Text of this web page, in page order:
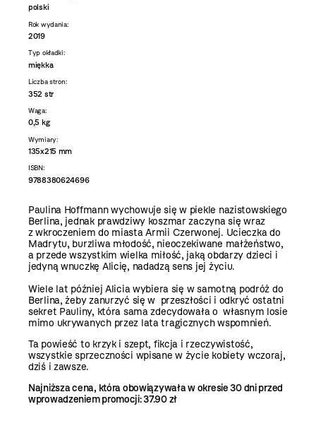
polski
Rok wydania:
2019
Typ okładki:
miękka
Liczba stron:
352 str
Waga:
0,5 kg
Wymiary:
135x215 mm
ISBN:
9788380624696
Paulina Hoffmann wychowuje się w piekle nazistowskiego
Berlina, jednak prawdziwy koszmar zaczyna się wraz
z wkroczeniem do miasta Armii Czerwonej. Ucieczka do
Madrytu, burzliwa młodość, nieoczekiwane małżeństwo,
a przede wszystkim wielka miłość, jaką obdarzy dzieci i
jedyną wnuczkę Alicię, nadadzą sens jej życiu.
Wiele lat później Alicia wybiera się w samotną podróż do
Berlina, żeby zanurzyć się w przeszłości i odkryć ostatni
sekret Pauliny, która sama zdecydowała o własnym losie
mimo ukrywanych przez lata tragicznych wspomnień.
Ta powieść to krzyk i szept, fikcja i rzeczywistość,
wszystkie sprzeczności wpisane w życie kobiety wczoraj,
dziś i zawsze.
Najniższa cena, która obowiązywała w okresie 30 dni przed
wprowadzeniem promocji:37.90 zł